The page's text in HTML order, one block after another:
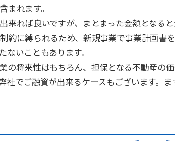
まれます。
来れば良いですが、まとまった金額となる
約に縛られるため、新規事業で事業計画書
いこともあります。
の将来性はもちろん、担保となる不動産の
でご融資が出来るケースもございます。ま